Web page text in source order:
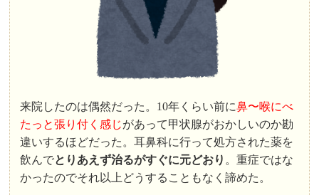
来院したのは偶然だった。10年くらい前に鼻〜喉にべ
たっと張り付く感じがあって甲状腺がおかしいのか勘
違いするほどだった。耳鼻科に行って処方された薬を
飲んでとりあえず治るがすぐに元どおり 。重症ではな
かったのでそれ以上どうすることもなく諦めた。